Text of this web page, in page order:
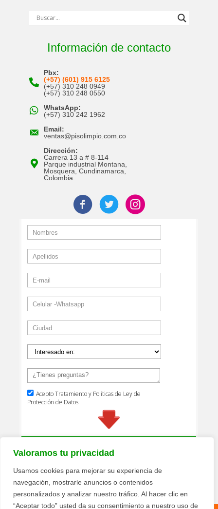
Valoramos tu privacidad
Usamos cookies para mejorar su experiencia de
navegación, mostrarle anuncios o contenidos
personalizados y analizar nuestro tráfico. Al hacer clic en
“Aceptar todo” usted da su consentimiento a nuestro uso de
Información de contacto
Pbx:
(+57) (601) 915 6125
(+57) 310 248 0949
(+57) 310 248 0550
WhatsApp:
(+57) 310 242 1962
Email:
ventas@pisolimpio.com.co
Dirección:
Carrera 13 a # 8-114
Parque industrial Montana,
Mosquera, Cundinamarca,
Colombia.